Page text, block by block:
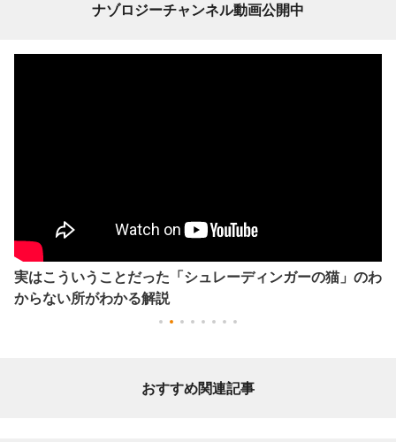
ナゾロジーチャンネル動画公開中
実はこういうことだった「シュレーディンガーの猫」のわ
からない所がわかる解説
おすすめ関連記事